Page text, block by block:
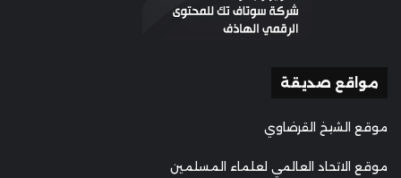
مواقع صديقة
موقع الشيخ القرضاوي
موقع الاتحاد العالمي لعلماء المسلمين